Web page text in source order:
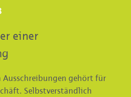
einer
Ausschreibungen gehört für
Selbstverständlich